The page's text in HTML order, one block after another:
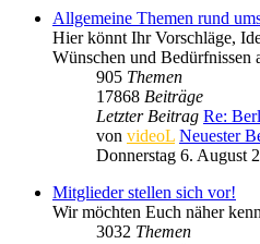
Allgemeine Themen rund
Hier könnt Ihr Vorschläge,
Wünschen und Bedürfnissen
905 Themen
17868 Beiträge
Letzter Beitrag Re:
von videoL Neuester
Donnerstag 6. August
Mitglieder stellen sich vor!
Wir möchten Euch näher
3032 Themen